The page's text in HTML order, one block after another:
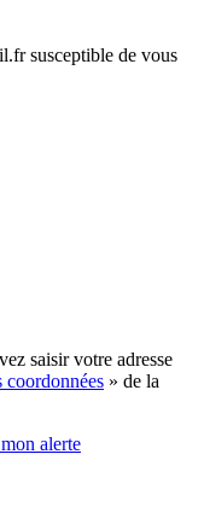
susceptible de vous
saisir votre adresse
coordonnées » de la
alerte